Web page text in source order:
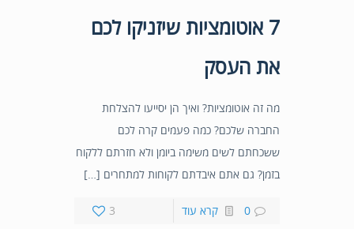
7 אוטומציות שיזניקו לכם
את העסק
מה זה אוטומציות? ואיך הן יסייעו להצלחת
החברה שלכם? כמה פעמים קרה לכם
ששכחתם לשים משימה ביומן ולא חזרתם ללקוח
בזמן? גם אתם איבדתם לקוחות למתחרים […]
3 0 קרא עוד